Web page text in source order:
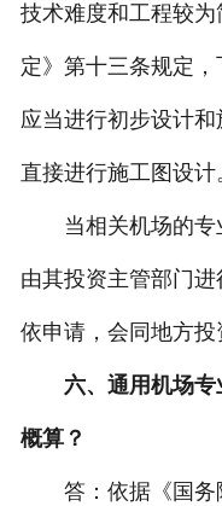
技术难度和工程较
定》第十三条规定
应当进行初步设计
直接进行施工图设计
当相关机场的专
由其投资主管部门
依申请，会同地方投
六、通用机场
概算？
答：依据《国务